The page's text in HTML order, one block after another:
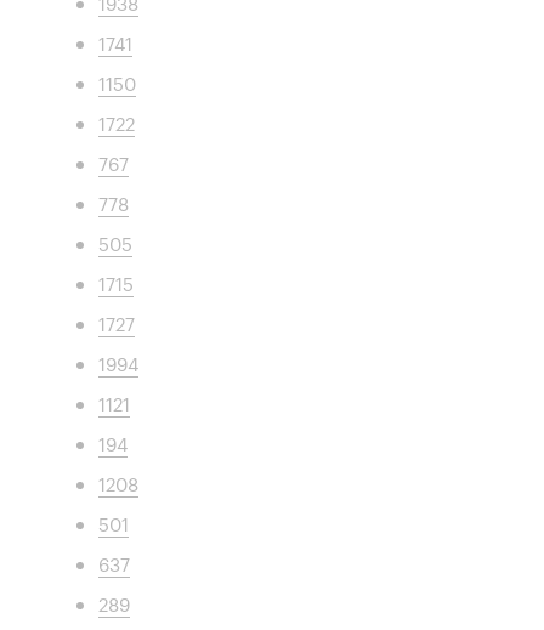
1741
1150
1722
767
778
505
1715
1727
1994
1121
194
1208
501
637
289